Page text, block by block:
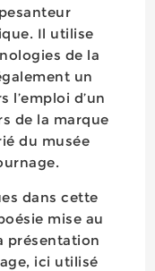
Il utilise
de la
un
l’emploi d’un
de la marque
du musée
dans cette
mise au
présentation
ici utilisé